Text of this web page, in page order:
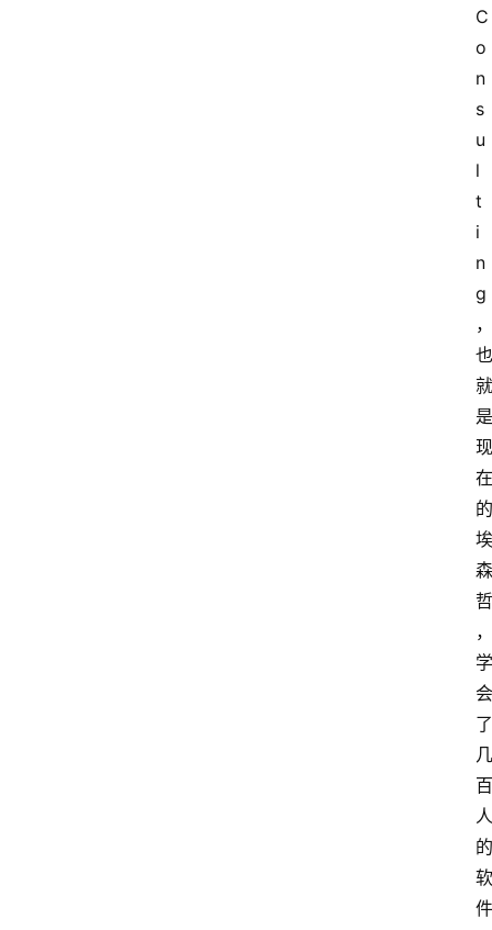
C
o
n
s
u
l
t
i
n
g
，
也
就
是
现
在
的
埃
森
哲
，
学
会
了
几
百
人
的
软
件